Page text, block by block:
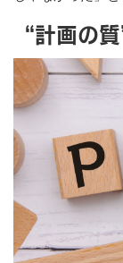
“計画の